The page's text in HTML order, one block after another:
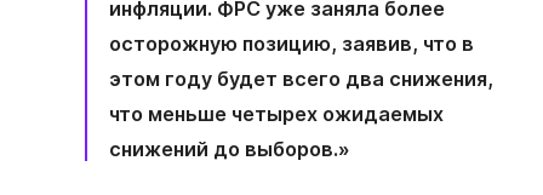
инфляции. ФРС уже заняла более
осторожную позицию, заявив, что в
этом году будет всего два снижения,
что меньше четырех ожидаемых
снижений до выборов.»